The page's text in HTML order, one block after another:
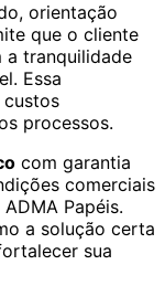
orientação
que o cliente
a tranquilidade
Essa
processos.
com garantia
comerciais
Papéis.
a solução certa
sua